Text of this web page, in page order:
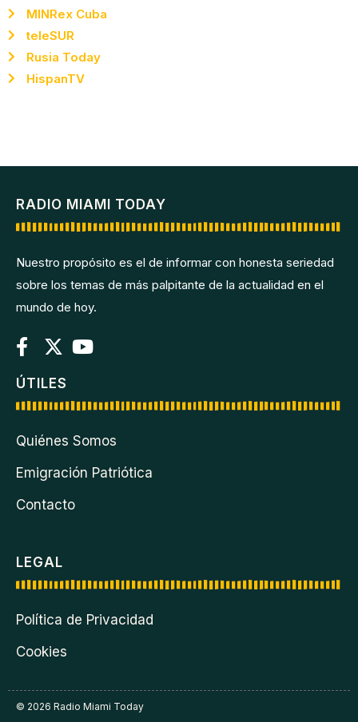
MINRex Cuba
teleSUR
Rusia Today
HispanTV
RADIO MIAMI TODAY
Nuestro propósito es el de informar con honesta seriedad
sobre los temas de más palpitante de la actualidad en el
mundo de hoy.
ÚTILES
Quiénes Somos
Emigración Patriótica
Contacto
LEGAL
Política de Privacidad
Cookies
© 2026 Radio Miami Today